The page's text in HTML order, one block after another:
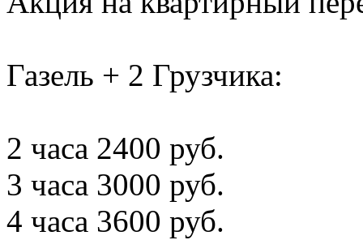
Газель + 2 Грузчика:
2 часа 2400 руб.
3 часа 3000 руб.
4 часа 3600 руб.